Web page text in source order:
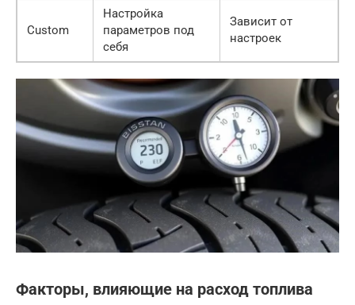
Custom
Настройка
параметров под
себя
Зависит от
настроек
Факторы, влияющие на расход топлива